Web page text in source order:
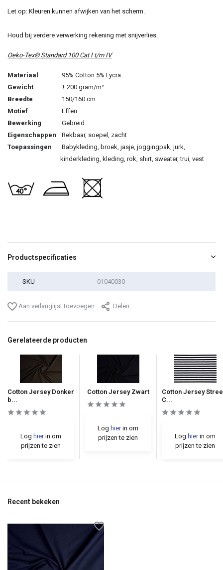
Let op: Kleuren kunnen afwijken van het scherm.
Houd bij verdere verwerking rekening met snijverlies.
Oeko-Tex® Standard 100 Cat I t/m IV
Materiaal
95% Cotton 5% Lycra
Gewicht
± 200 gram/m²
Breedte
150/160 cm
Motief
Effen
Bewerking
Gebreid
Eigenschappen
Rekbaar, soepel, zacht
Toepassingen
Babykleding, broek, jasje, joggingpak, jurk,
kinderkleding, kleding, rok, shirt, sweater, trui, vest
Productspecificaties
SKU 01040030
Aan verlanglijst toevoegen Delen
Gerelateerde producten
Cotton Jersey Donker
b...
Log hierin om
prijzen te zien
Cotton Jersey Zwart
Log hierin om
prijzen te zien
Cotton Jersey
C...
Log hierin om
prijzen te zien
Recent bekeken